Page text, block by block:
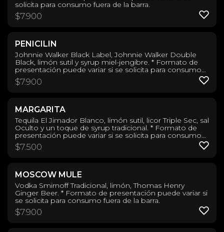
solicita para consumo fuera de la barra.
$7.900
PENICILIN
Johnnie Walker Black Label, Johnnie Walker Double
Black, limón sutil y syrup miel-jengibre. * Formato de
presentación puede variar si se solicita para consumo
fuera de la barra.
$7.900
MARGARITA
Tequila El Jimador Blanco, limón sutil, licor Triple Sec, sal
Oculto y un toque de syrup tradicional. * Formato de
presentación puede variar si se solicita para consumo
fuera de la barra.
$7.500
MOSCOW MULE
Vodka Smirnoff Tradicional, limón, Thomas Henry
Ginger Beer. * Formato de presentación puede variar si
se solicita para consumo fuera de la barra.
$7.900